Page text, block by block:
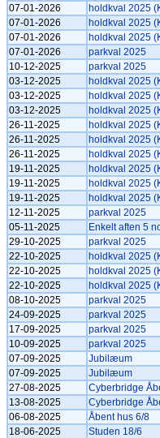
07-01-2026
holdkval 2025
07-01-2026
holdkval 2025
07-01-2026
holdkval 2025
07-01-2026
parkval 2025
10-12-2025
parkval 2025
03-12-2025
holdkval 2025
03-12-2025
holdkval 2025
03-12-2025
holdkval 2025
26-11-2025
holdkval 2025
26-11-2025
holdkval 2025
26-11-2025
holdkval 2025
19-11-2025
holdkval 2025
19-11-2025
holdkval 2025
19-11-2025
holdkval 2025
12-11-2025
parkval 2025
05-11-2025
Enkelt aften 5
29-10-2025
parkval 2025
22-10-2025
holdkval 2025
22-10-2025
holdkval 2025
22-10-2025
holdkval 2025
08-10-2025
parkval 2025
24-09-2025
parkval 2025
17-09-2025
parkval 2025
10-09-2025
parkval 2025
07-09-2025
Jubilæum
07-09-2025
Jubilæum
27-08-2025
Cyberbridge
13-08-2025
Cyberbridge
06-08-2025
Åbent hus 6/8
18-06-2025
Studen 18/6